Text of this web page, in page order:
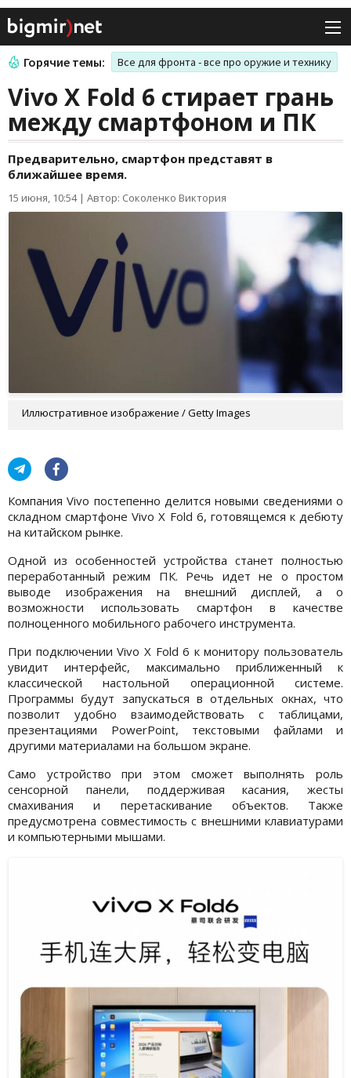
Горячие темы: Все для фронта - все про оружие и технику
Vivo X Fold 6 стирает грань
между смартфоном и ПК
Предварительно, смартфон представят в
ближайшее время.
15 июня, 10:54| Автор: Соколенко Виктория
Иллюстративное изображение / Getty Images
Компания Vivo постепенно делится новыми сведениями о
складном смартфоне Vivo X Fold 6, готовящемся к дебюту
на китайском рынке.
Одной из особенностей устройства станет полностью
переработанный режим ПК. Речь идет не о простом
выводе изображения на внешний дисплей, а о
возможности использовать смартфон в качестве
полноценного мобильного рабочего инструмента.
При подключении Vivo X Fold 6 к монитору пользователь
увидит интерфейс, максимально приближенный к
классической настольной операционной системе.
Программы будут запускаться в отдельных окнах, что
позволит удобно взаимодействовать с таблицами,
презентациями PowerPoint, текстовыми файлами и
другими материалами на большом экране.
Само устройство при этом сможет выполнять роль
сенсорной панели, поддерживая касания, жесты
смахивания и перетаскивание объектов. Также
предусмотрена совместимость с внешними клавиатурами
и компьютерными мышами.